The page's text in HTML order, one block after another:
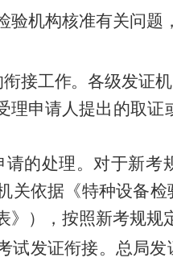
验机构核准有关问题
衔接工作。各级发证
理申请人提出 的取证
请的处理。对于新考
关依据《特种设备
》），按照新考规规
试发证衔接。 总局发